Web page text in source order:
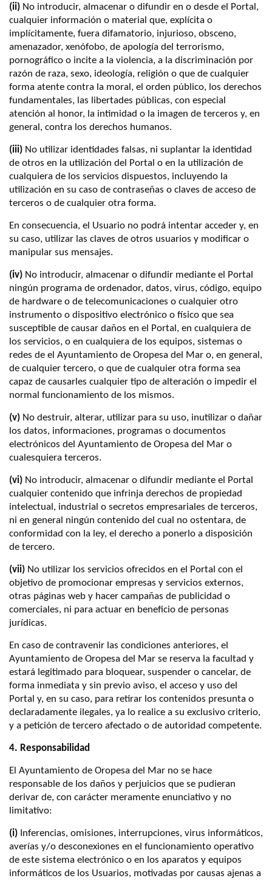
(ii) No introducir, almacenar o difundir en o desde el Portal,
cualquier información o material que, explícita o
implícitamente, fuera difamatorio, injurioso, obsceno,
amenazador, xenófobo, de apología del terrorismo,
pornográfico o incite a la violencia, a la discriminación por
razón de raza, sexo, ideología, religión o que de cualquier
forma atente contra la moral, el orden público, los derechos
fundamentales, las libertades públicas, con especial
atención al honor, la intimidad o la imagen de terceros y, en
general, contra los derechos humanos.
(iii) No utilizar identidades falsas, ni suplantar la identidad
de otros en la utilización del Portal o en la utilización de
cualquiera de los servicios dispuestos, incluyendo la
utilización en su caso de contraseñas o claves de acceso de
terceros o de cualquier otra forma.
En consecuencia, el Usuario no podrá intentar acceder y, en
su caso, utilizar las claves de otros usuarios y modificar o
manipular sus mensajes.
(iv) No introducir, almacenar o difundir mediante el Portal
ningún programa de ordenador, datos, virus, código, equipo
de hardware o de telecomunicaciones o cualquier otro
instrumento o dispositivo electrónico o físico que sea
susceptible de causar daños en el Portal, en cualquiera de
los servicios, o en cualquiera de los equipos, sistemas o
redes de el Ayuntamiento de Oropesa del Mar o, en general,
de cualquier tercero, o que de cualquier otra forma sea
capaz de causarles cualquier tipo de alteración o impedir el
normal funcionamiento de los mismos.
(v) No destruir, alterar, utilizar para su uso, inutilizar o dañar
los datos, informaciones, programas o documentos
electrónicos del Ayuntamiento de Oropesa del Mar o
cualesquiera terceros.
(vi) No introducir, almacenar o difundir mediante el Portal
cualquier contenido que infrinja derechos de propiedad
intelectual, industrial o secretos empresariales de terceros,
ni en general ningún contenido del cual no ostentara, de
conformidad con la ley, el derecho a ponerlo a disposición
de tercero.
(vii) No utilizar los servicios ofrecidos en el Portal con el
objetivo de promocionar empresas y servicios externos,
otras páginas web y hacer campañas de publicidad o
comerciales, ni para actuar en beneficio de personas
jurídicas.
En caso de contravenir las condiciones anteriores, el
Ayuntamiento de Oropesa del Mar se reserva la facultad y
estará legitimado para bloquear, suspender o cancelar, de
forma inmediata y sin previo aviso, el acceso y uso del
Portal y, en su caso, para retirar los contenidos presunta o
declaradamente ilegales, ya lo realice a su exclusivo criterio,
y a petición de tercero afectado o de autoridad competente.
4. Responsabilidad
El Ayuntamiento de Oropesa del Mar no se hace
responsable de los daños y perjuicios que se pudieran
derivar de, con carácter meramente enunciativo y no
limitativo:
(i) Inferencias, omisiones, interrupciones, virus informáticos,
averías y/o desconexiones en el funcionamiento operativo
de este sistema electrónico o en los aparatos y equipos
informáticos de los Usuarios, motivadas por causas ajenas a